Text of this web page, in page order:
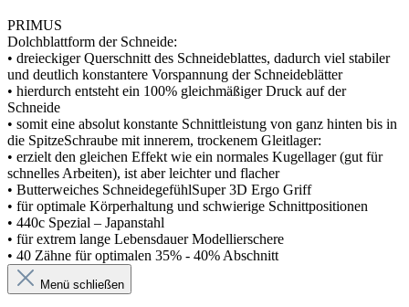
PRIMUS
Dolchblattform der Schneide:
• dreieckiger Querschnitt des Schneideblattes, dadurch viel stabiler
und deutlich konstantere Vorspannung der Schneideblätter
• hierdurch entsteht ein 100% gleichmäßiger Druck auf der
Schneide
• somit eine absolut konstante Schnittleistung von ganz hinten bis in
die SpitzeSchraube mit innerem, trockenem Gleitlager:
• erzielt den gleichen Effekt wie ein normales Kugellager (gut für
schnelles Arbeiten), ist aber leichter und flacher
• Butterweiches SchneidegefühlSuper 3D Ergo Griff
• für optimale Körperhaltung und schwierige Schnittpositionen
• 440c Spezial – Japanstahl
• für extrem lange Lebensdauer Modellierschere
• 40 Zähne für optimalen 35% - 40% Abschnitt
Menü schließen